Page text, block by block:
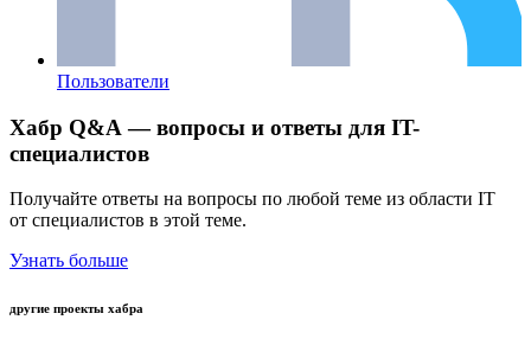
Пользователи
Хабр Q&A — вопросы и ответы для IT-
специалистов
Получайте ответы на вопросы по любой теме из области IT
от специалистов в этой теме.
Узнать больше
другие проекты хабра